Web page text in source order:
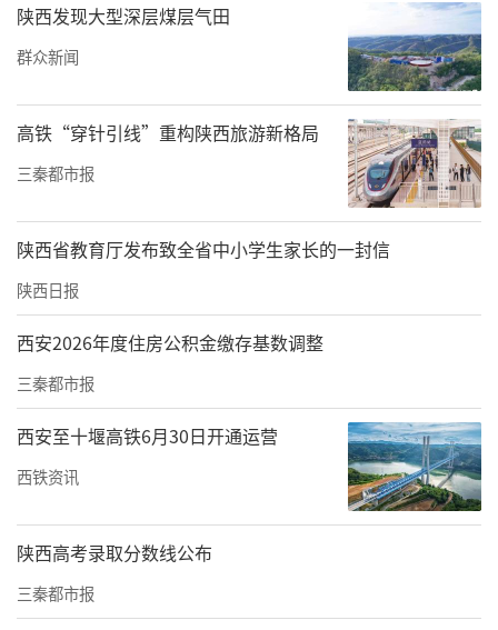
谨细致做好全流程清点核验工作，全力为客户
挽回经济损失。
经数小时细致规范的清点核验，该笔炭化残损
币顺利完成兑换。当兑换后的足额现金交付客
户时，客户对建行高效务实、贴心周到的服务
表示由衷感谢。
陕西发现大型深层煤层气田
群众新闻
高铁“穿针引线”重构陕西旅游新格局
三秦都市报
陕西省教育厅发布致全省中小学生家长的一封信
陕西日报
西安2026年度住房公积金缴存基数调整
三秦都市报
西安至十堰高铁6月30日开通运营
西铁资讯
陕西高考录取分数线公布
三秦都市报